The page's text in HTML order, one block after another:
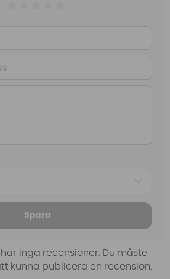
Spara
inga recensioner. Du måste
kunna publicera en recension.